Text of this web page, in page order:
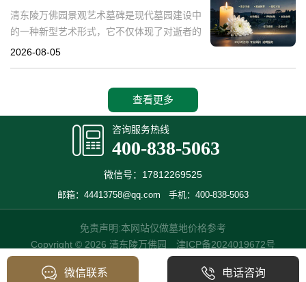
清东陵万佛园景观艺术墓碑是现代墓园建设中
的一种新型艺术形式，它不仅体现了对逝者的
尊重和缅怀，更是一种文化艺术的传承。本文
2026-08-05
查看更多
咨询服务热线
400-838-5063
微信号：17812269525
邮箱：44413758@qq.com 手机：400-838-5063
免责声明:本网站仅做墓地价格参考
Copyright © 2026 清东陵万佛园 津ICP备2024019672号
微信联系 电话咨询